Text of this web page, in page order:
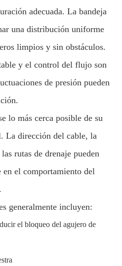
adecuada. La bandeja
una distribución uniforme
limpios y sin obstáculos.
y el control del flujo son
de presión pueden
lo más cerca posible de su
La dirección del cable, la
rutas de drenaje pueden
el comportamiento del
generalmente incluyen:
el bloqueo del agujero de